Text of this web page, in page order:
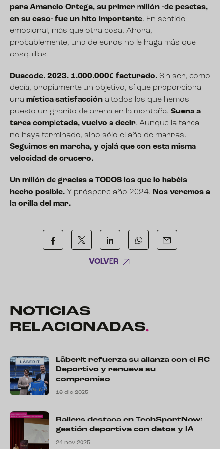
para Amancio Ortega, su primer millón -de pesetas,
en su caso- fue un hito importante. En sentido
emocional, más que otra cosa. Ahora,
probablemente, uno de euros no le haga más que
cosquillas.
Duacode. 2023. 1.000.000€ facturado. Sin ser, como
decía, propiamente un objetivo, sí que proporciona
una mística satisfacción a todos los que hemos
puesto un granito de arena en la montaña. Suena a
tarea completada, vuelvo a decir. Aunque la tarea
no haya terminado, sino sólo el año de marras.
Seguimos en marcha, y ojalá que con esta misma
velocidad de crucero.
Un millón de gracias a TODOS los que lo habéis
hecho posible. Y próspero año 2024. Nos veremos a
la orilla del mar.
VOLVER
NOTICIAS
RELACIONADAS.
Lãberit refuerza su alianza con el RC
Deportivo y renueva su
compromiso
16 dic 2025
Ballers destaca en TechSportNow:
gestión deportiva con datos y IA
24 nov 2025